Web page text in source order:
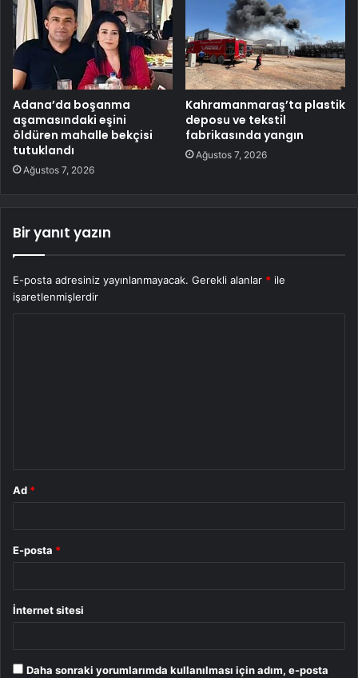
Adana’da boşanma
aşamasındaki eşini
öldüren mahalle bekçisi
tutuklandı
Ağustos 7, 2026
Kahramanmaraş’ta plastik
deposu ve tekstil
fabrikasında yangın
Ağustos 7, 2026
Bir yanıt yazın
E-posta adresiniz yayınlanmayacak. Gerekli alanlar * ile
işaretlenmişlerdir
Ad *
E-posta *
İnternet sitesi
Daha sonraki yorumlarımda kullanılması için adım, e-posta